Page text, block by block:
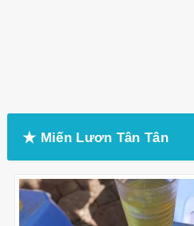
★ Miến Lươn Tân Tân